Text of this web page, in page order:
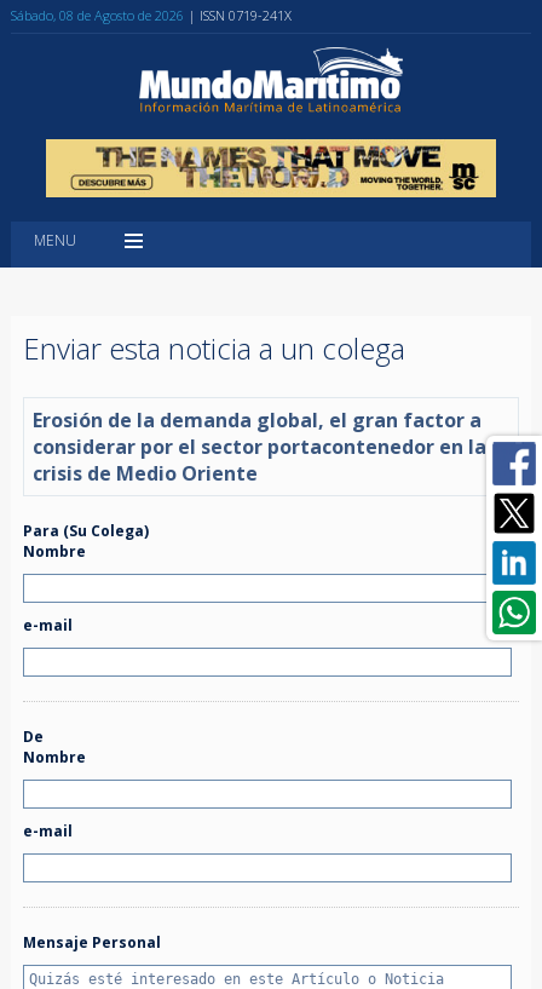
Sábado, 08 de Agosto de 2026 | ISSN 0719-241X
MENU
Enviar esta noticia a un colega
Erosión de la demanda global, el gran factor a
considerar por el sector portacontenedor en la
crisis de Medio Oriente
Para (Su Colega)
Nombre
e-mail
De
Nombre
e-mail
Mensaje Personal